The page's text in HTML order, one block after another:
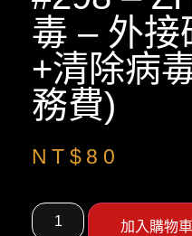
毒 – 外接
+清除病
務費)
NT$ 80
加入購物車